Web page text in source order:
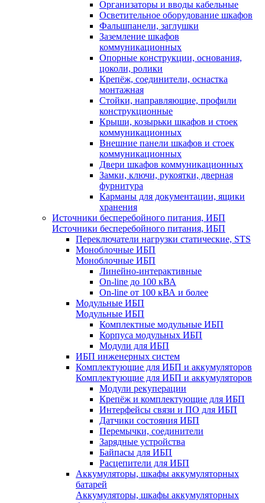
Организаторы и вводы кабельные
Осветительное оборудование шкафов
Фальшпанели, заглушки
Заземление шкафов
коммуникационных
Опорные конструкции, основания,
цоколи, ролики
Крепёж, соединители, оснастка
монтажная
Стойки, направляющие, профили
конструкционные
Крыши, козырьки шкафов и стоек
коммуникационных
Внешние панели шкафов и стоек
коммуникационных
Двери шкафов коммуникационных
Замки, ключи, рукоятки, дверная
фурнитура
Карманы для документации, ящики
хранения
Источники бесперебойного питания, ИБП
Источники бесперебойного питания, ИБП
Переключатели нагрузки статические, STS
Моноблочные ИБП
Моноблочные ИБП
Линейно-интерактивные
On-line до 100 кВА
On-line от 100 кВА и более
Модульные ИБП
Модульные ИБП
Комплектные модульные ИБП
Корпуса модульных ИБП
Модули для ИБП
ИБП инженерных систем
Комплектующие для ИБП и аккумуляторов
Комплектующие для ИБП и аккумуляторов
Модули рекуперации
Крепёж и комплектующие для ИБП
Интерфейсы связи и ПО для ИБП
Датчики состояния ИБП
Перемычки, соединители
Зарядные устройства
Байпасы для ИБП
Расцепители для ИБП
Аккумуляторы, шкафы аккумуляторных
батарей
Аккумуляторы, шкафы аккумуляторных